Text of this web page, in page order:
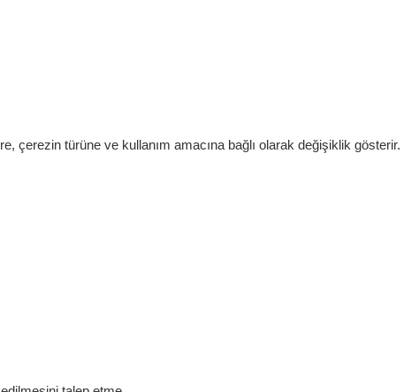
çerezin türüne ve kullanım amacına bağlı olarak değişiklik gösterir.